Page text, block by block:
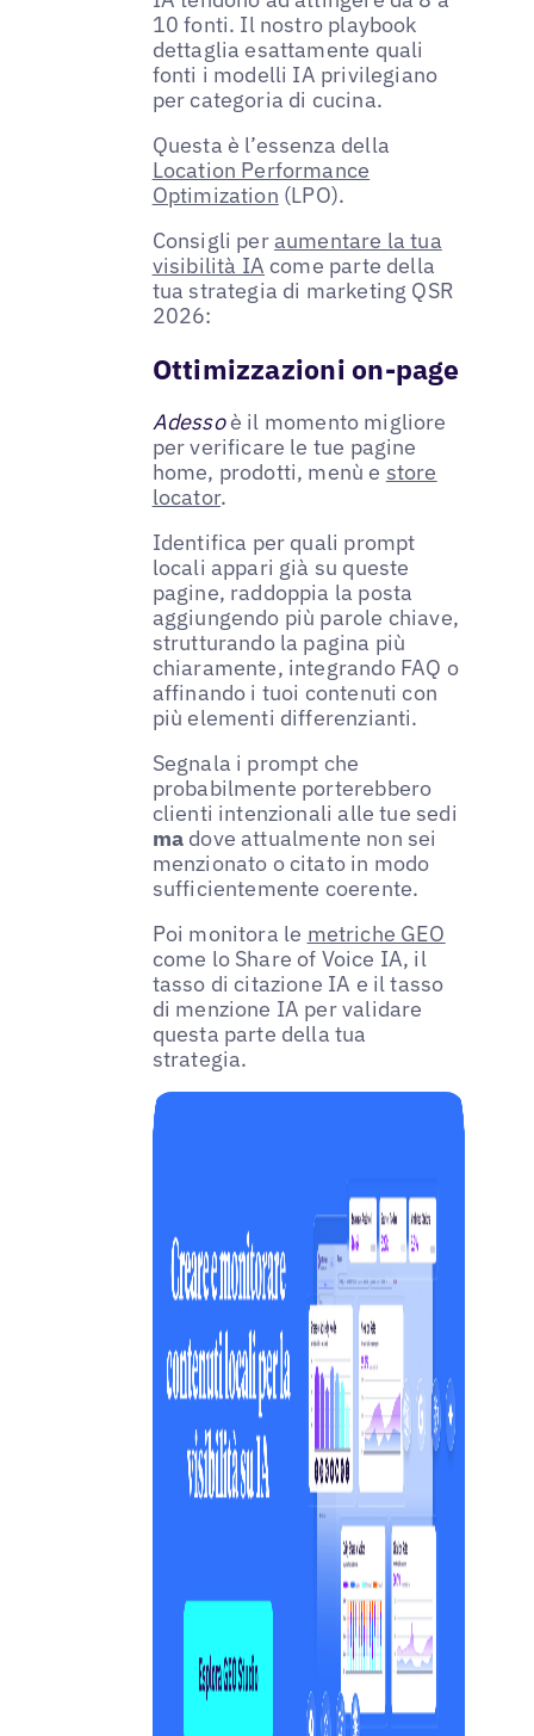
10 fonti. Il nostro playbook
dettaglia esattamente quali
fonti i modelli IA privilegiano
per categoria di cucina.
Questa è l’essenza della
Location Performance
Optimization (LPO).
Consigli peraumentare la tua
visibilità IA come parte della
tua strategia di marketing QSR
2026:
Ottimizzazioni on-page
Adessoè il momento migliore
per verificare le tue pagine
home, prodotti, menù e store
locator.
Identifica per quali prompt
locali appari già su queste
pagine, raddoppia la posta
aggiungendo più parole chiave,
strutturando la pagina più
chiaramente, integrando FAQ o
affinando i tuoi contenuti con
più elementi differenzianti.
Segnala i prompt che
probabilmente porterebbero
clienti intenzionali alle tue sedi
madove attualmente non sei
menzionato o citato in modo
sufficientemente coerente.
Poi monitora le metriche GEO
come lo Share of Voice IA, il
tasso di citazione IA e il tasso
di menzione IA per validare
questa parte della tua
strategia.